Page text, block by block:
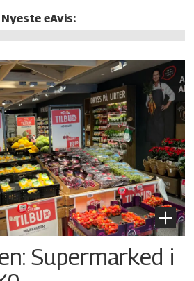
Nyeste eAvis:
Supermarked i